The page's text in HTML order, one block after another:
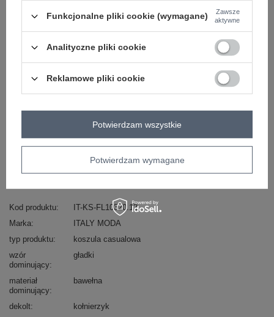
beżowy
Zobacz wszystkie kolory (+2)
ZALOGUJ SIĘ I ZOBACZ CENĘ
Masz pytanie? Chętnie pomożemy.
Zadzwoń+48 601 547 740 Zadaj pytanie
Kod produktu
IT-KS-FL10320.12
Marka
ITALY MODA
typ produktu
koszula casualowa
wzór
dominujący
gładki
materiał
dominujący
bawełna
dekolt
kołnierzyk
Funkcjonalne pliki cookie (wymagane)
Zawsze
aktywne
Analityczne pliki cookie
Reklamowe pliki cookie
Potwierdzam wymagane
Potwierdzam wszystkie